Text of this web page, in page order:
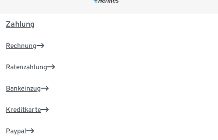
Zahlung
Rechnung
Ratenzahlung
Bankeinzug
Kreditkarte
Paypal